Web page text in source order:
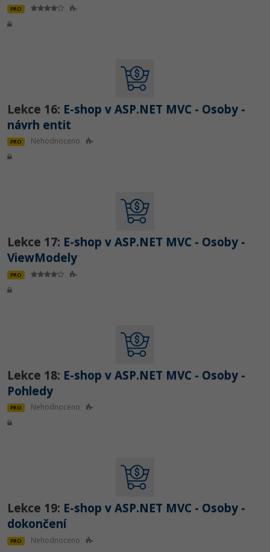
PRO
Lekce 16: E-shop v ASP.NET MVC - Osoby -
návrh entit
PRO Nehodnoceno
Lekce 17: E-shop v ASP.NET MVC - Osoby -
ViewModely
PRO
Lekce 18: E-shop v ASP.NET MVC - Osoby -
Pohledy
PRO Nehodnoceno
Lekce 19: E-shop v ASP.NET MVC - Osoby -
dokončení
PRO Nehodnoceno